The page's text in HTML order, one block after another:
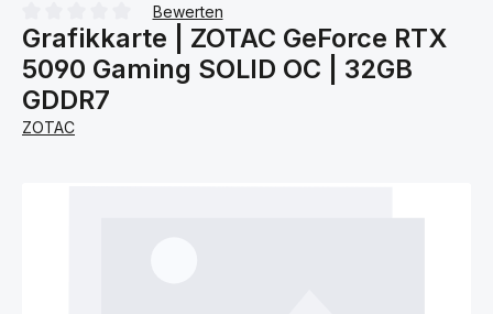
Durchschnittliche Bewertung von 0 von 5 Sternen
Bewerten
Grafikkarte | ZOTAC GeForce RTX
5090 Gaming SOLID OC | 32GB
GDDR7
ZOTAC